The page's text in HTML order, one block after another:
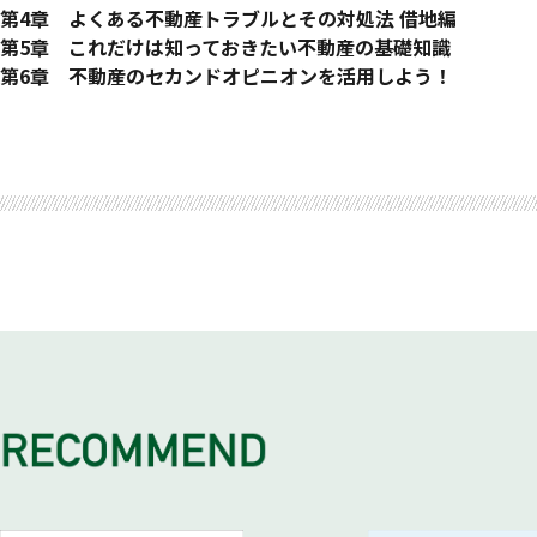
なぜ離婚で不動産トラブルに？ 破産に至るケースも／離婚を
夫婦で組む住宅ローン、「連帯保証」「連帯債務」「ペアロー
オーバーローンでは難しい？ ローンの名義変更について
不動産の詳細をすべて把握する／夫婦で不動産を購入すると
トラブルになったら、まず考えること
「お金がない」から起こる「家」のトラブル
定年後、収入事情が変わって支払いが難しくなる人が続出!／
住宅ローン返済の見込みが立たなくなる前に早めに対処しよ
競売になる前に、任意売却を！
任意売却とは？／任意売却6つのメリット／任意売却2つのデ
マンガでわかる！ 相続の不動産トラブル
知っておこう! 不動産の相続
不動産の相続手続きについて／相続の流れ
共有者が多いほど揉める！ 関係性が良くても避けたい、共有
不動産の共有にメリットは少ない
Column 今注目されている家族信託を活用してトラブルを避
第4章 よくある不動産トラブルとその対処法 借地編
マンガでわかる!借地の不動産トラブル
複雑な借地について理解しておこう
長期間の契約がトラブルの温床に・／底地権が安すぎる／
借地の契約満了後も退去してくれない／保証金のトラブル／
第5章 これだけは知っておきたい不動産の基礎知識
不動産取引は特殊であることを知っておこう
ルール通りに行う解約の場合、費用はかからない／定められ
不動産売却で失敗しないために
Step4 媒介契約を結ぶ／Step5 販売活動をはじめる／
レインズとは？／レインズって何をするためのもの？／なぜ
第6章 不動産のセカンドオピニオンを活用しよう！
事例1 不動産の売却価格が最適か知りたい
事例2 契約内容が妥当なのか判断できない
事例6 共有持分の揉め事を穏便に解決したい
事例10 多重債務で住宅ローンの返済が難しい 弁護士 亀井